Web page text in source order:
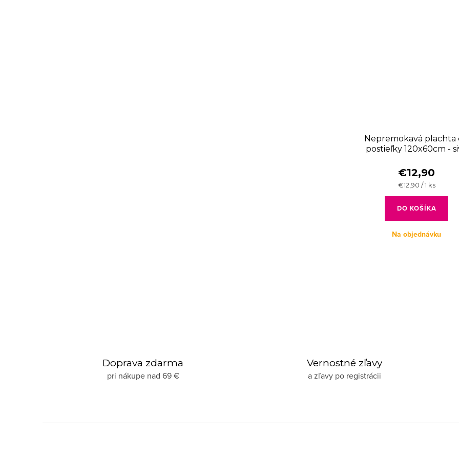
Nepremokavá plachta
postieľky 120x60cm -
€12,90
Jednotková
cena:
€12,90 / 1 ks
DO KOŠÍKA
Na objednávku
Doprava zdarma
pri nákupe nad 69 €
Vernostné zľavy
a zľavy po registrácii